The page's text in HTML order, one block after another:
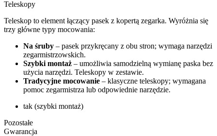
Teleskopy
Teleskop to element łączący pasek z kopertą zegarka. Wyróżnia się
trzy główne typy mocowania:
Na śruby – pasek przykręcany z obu stron; wymaga narzędzi
zegarmistrzowskich.
Szybki montaż – umożliwia samodzielną wymianę paska bez
użycia narzędzi. Teleskopy w zestawie.
Tradycyjne mocowanie – klasyczne teleskopy; wymagana
pomoc zegarmistrza lub odpowiednie narzędzie.
tak (szybki montaż)
Pozostałe
Gwarancja